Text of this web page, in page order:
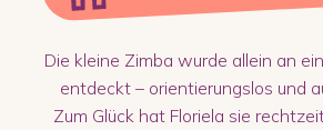
Die kleine Zimba wurde allein an
entdeckt – orientierungslos und
Zum Glück hat Floriela sie